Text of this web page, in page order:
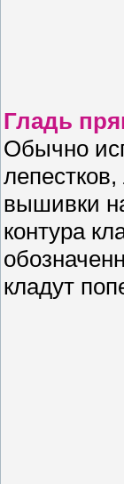
Гладь
Обычно
вышивки
контура
кладут